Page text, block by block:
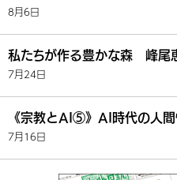
8月6日
私たちが作る豊かな森 峰尾
7月24日
《宗教とAI⑤》AI時代の人
7月16日